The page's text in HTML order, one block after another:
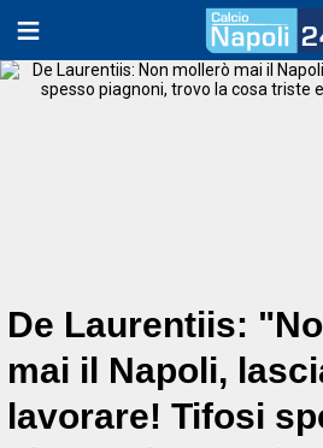
De Laurentiis:
mai il Napoli,
lavorare! Tifosi